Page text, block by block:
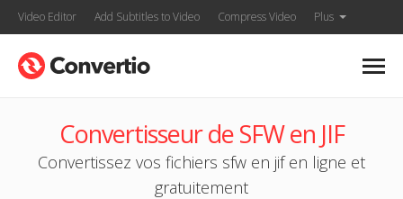
Video Editor Add Subtitles to Video Compress Video Plus
Convertisseur de SFW en JIF
Convertissez vos fichiers sfw en jif en ligne et
gratuitement